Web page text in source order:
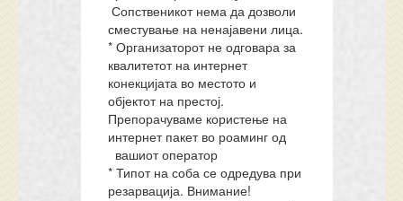
Сопственикот нема да дозволи
сместување на ненајавени лица.
* Организаторот не одговара за
квалитетот на интернет
конекцијата во местото и
објектот на престој.
Препорачуваме користење на
интернет пакет во роаминг од
вашиот оператор
* Типот на соба се одредува при
резарвација. Внимание!